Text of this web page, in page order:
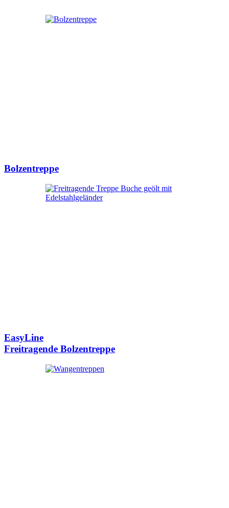
Bolzentreppe
EasyLine
Freitragende Bolzentreppe